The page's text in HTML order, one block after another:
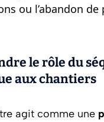
ou l’abandon de
le rôle du
aux chantiers
agit comme une